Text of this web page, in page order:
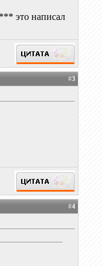
это написал
#3
#4